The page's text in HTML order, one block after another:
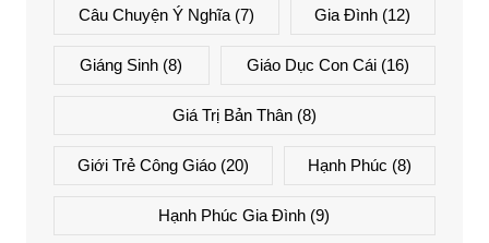
Câu Chuyện Ý Nghĩa(7) Gia Đình (12)
Giáng Sinh (8) Giáo Dục Con Cái(16)
Giá Trị Bản Thân(8)
Giới Trẻ Công Giáo(20) Hạnh Phúc (8)
Hạnh Phúc Gia Đình (9)